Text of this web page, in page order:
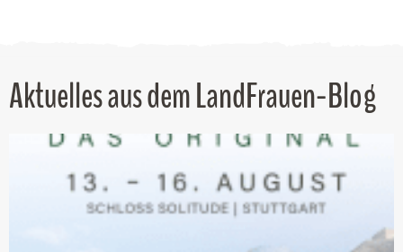
Aktuelles aus dem LandFrauen-Blog